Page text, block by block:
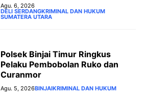
Agu. 6, 2026
DELI SERDANGKRIMINAL DAN HUKUM
SUMATERA UTARA
Polsek Binjai Timur Ringkus
Pelaku Pembobolan Ruko dan
Curanmor
Agu. 5, 2026BINJAIKRIMINAL DAN HUKUM